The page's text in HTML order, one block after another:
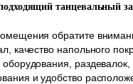
танцевальный
обратите
качество напольного
оборудования,
и удобство